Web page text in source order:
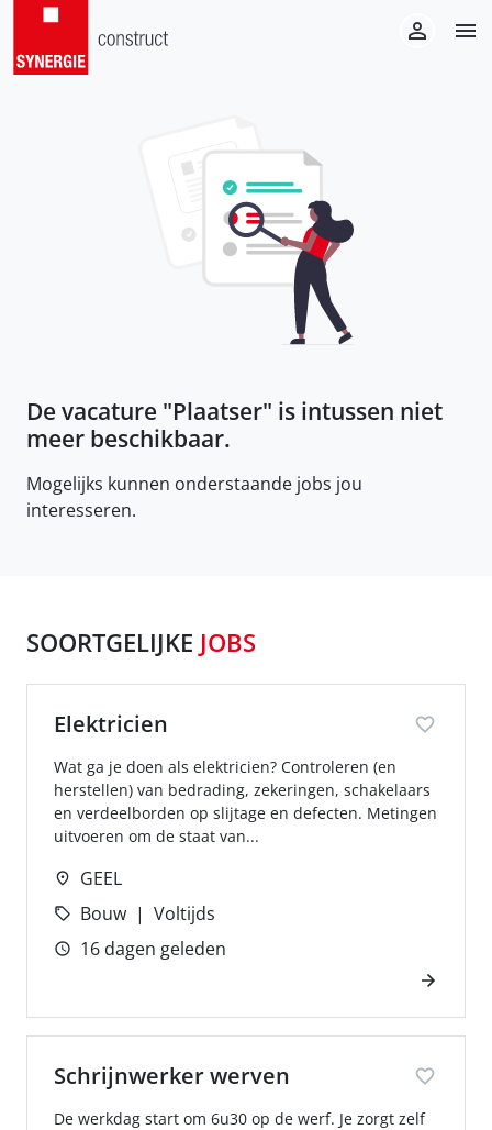
De vacature "Plaatser" is intussen niet
meer beschikbaar.
Mogelijks kunnen onderstaande jobs jou
interesseren.
SOORTGELIJKE JOBS
Elektricien
Wat ga je doen als elektricien? Controleren (en
herstellen) van bedrading, zekeringen, schakelaars
en verdeelborden op slijtage en defecten. Metingen
uitvoeren om de staat van...
GEEL
Bouw
Voltijds
16 dagen geleden
Schrijnwerker werven
De werkdag start om 6u30 op de werf. Je zorgt zelf